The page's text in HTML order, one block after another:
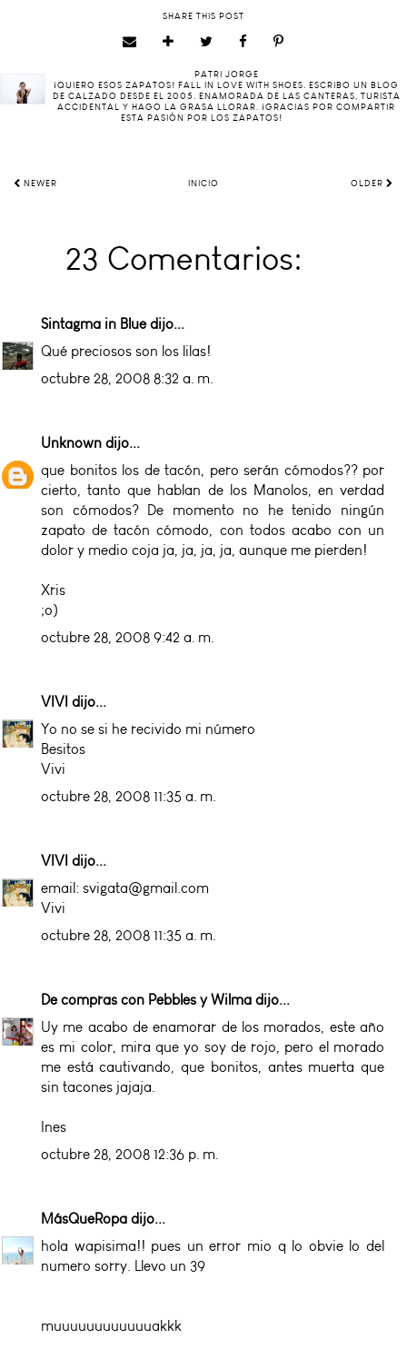
SHARE THIS POST
PATRI JORGE
¡QUIERO ESOS ZAPATOS! FALL IN LOVE WITH SHOES. ESCRIBO UN BLOG
DE CALZADO DESDE EL 2005. ENAMORADA DE LAS CANTERAS, TURISTA
ACCIDENTAL Y HAGO LA GRASA LLORAR. ¡GRACIAS POR COMPARTIR
ESTA PASIÓN POR LOS ZAPATOS!
NEWER INICIO OLDER
23 Comentarios:
Sintagma in Bluedijo...
Qué preciosos son los lilas!
octubre 28, 2008 8:32 a. m.
Unknown dijo...
que bonitos los de tacón, pero serán cómodos?? por
cierto, tanto que hablan de los Manolos, en verdad
son cómodos? De momento no he tenido ningún
zapato de tacón cómodo, con todos acabo con un
dolor y medio coja ja, ja, ja, ja, aunque me pierden!
Xris
;o)
octubre 28, 2008 9:42 a. m.
VIVI dijo...
Yo no se si he recivido mi número
Besitos
Vivi
octubre 28, 2008 11:35 a. m.
VIVI dijo...
email: svigata@gmail.com
Vivi
octubre 28, 2008 11:35 a. m.
De compras con Pebbles y Wilma dijo...
Uy me acabo de enamorar de los morados, este año
es mi color, mira que yo soy de rojo, pero el morado
me está cautivando, que bonitos, antes muerta que
sin tacones jajaja.
Ines
octubre 28, 2008 12:36 p. m.
MásQueRopa dijo...
hola wapisima!! pues un error mio q lo obvie lo del
numero sorry. Llevo un 39
muuuuuuuuuuuuakkk